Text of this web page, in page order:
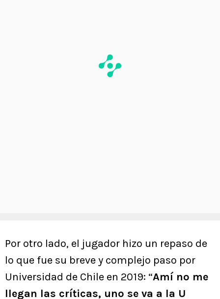
Por otro lado, el jugador hizo un repaso de
lo que fue su breve y complejo paso por
Universidad de Chile en 2019: “Amí no me
llegan las críticas, uno se va a la U